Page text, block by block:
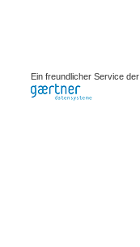
Ein freundlicher Service der